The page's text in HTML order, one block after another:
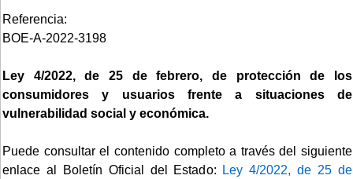
Referencia:
BOE-A-2022-3198
Ley 4/2022, de 25 de febrero, de protección de los
consumidores y usuarios frente a situaciones de
vulnerabilidad social y económica.
Puede consultar el contenido completo a través del siguiente
enlace al Boletín Oficial del Estado:
Ley 4/2022, de 25 de